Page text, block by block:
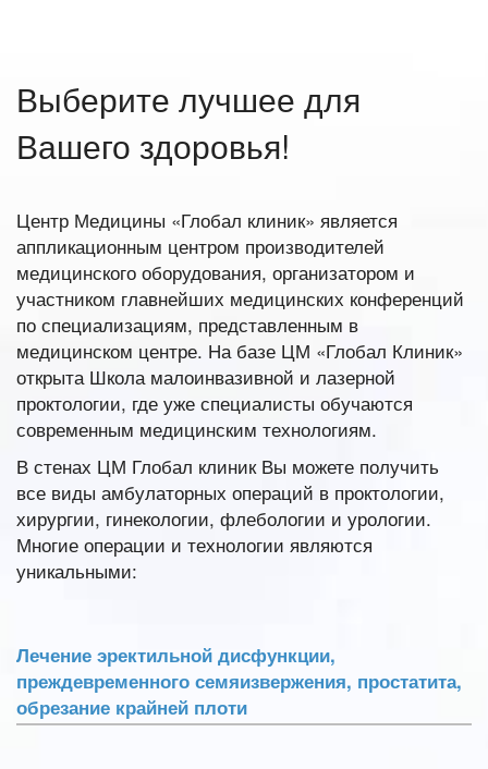
Выберите лучшее для
Вашего здоровья!
Центр Медицины «Глобал клиник» является
аппликационным центром производителей
медицинского оборудования, организатором и
участником главнейших медицинских конференций
по специализациям, представленным в
медицинском центре. На базе ЦМ «Глобал Клиник»
открыта Школа малоинвазивной и лазерной
проктологии, где уже специалисты обучаются
современным медицинским технологиям.
В стенах ЦМ Глобал клиник Вы можете получить
все виды амбулаторных операций в проктологии,
хирургии, гинекологии, флебологии и урологии.
Многие операции и технологии являются
уникальными:
Лечение эректильной дисфункции,
преждевременного семяизвержения, простатита,
обрезание крайней плоти